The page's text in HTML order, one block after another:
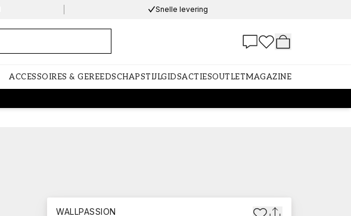
Snelle levering
ACCESSOIRES & GEREEDSCHAPSTIJLGIDSACTIESOUTLETMAGAZINE
WALLPASSION